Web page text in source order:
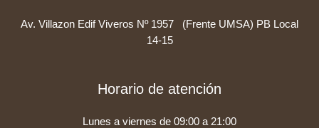
Av. Villazon Edif Viveros Nº 1957 (Frente UMSA) PB Local
14-15
Horario de atención
Lunes a viernes de 09:00 a 21:00